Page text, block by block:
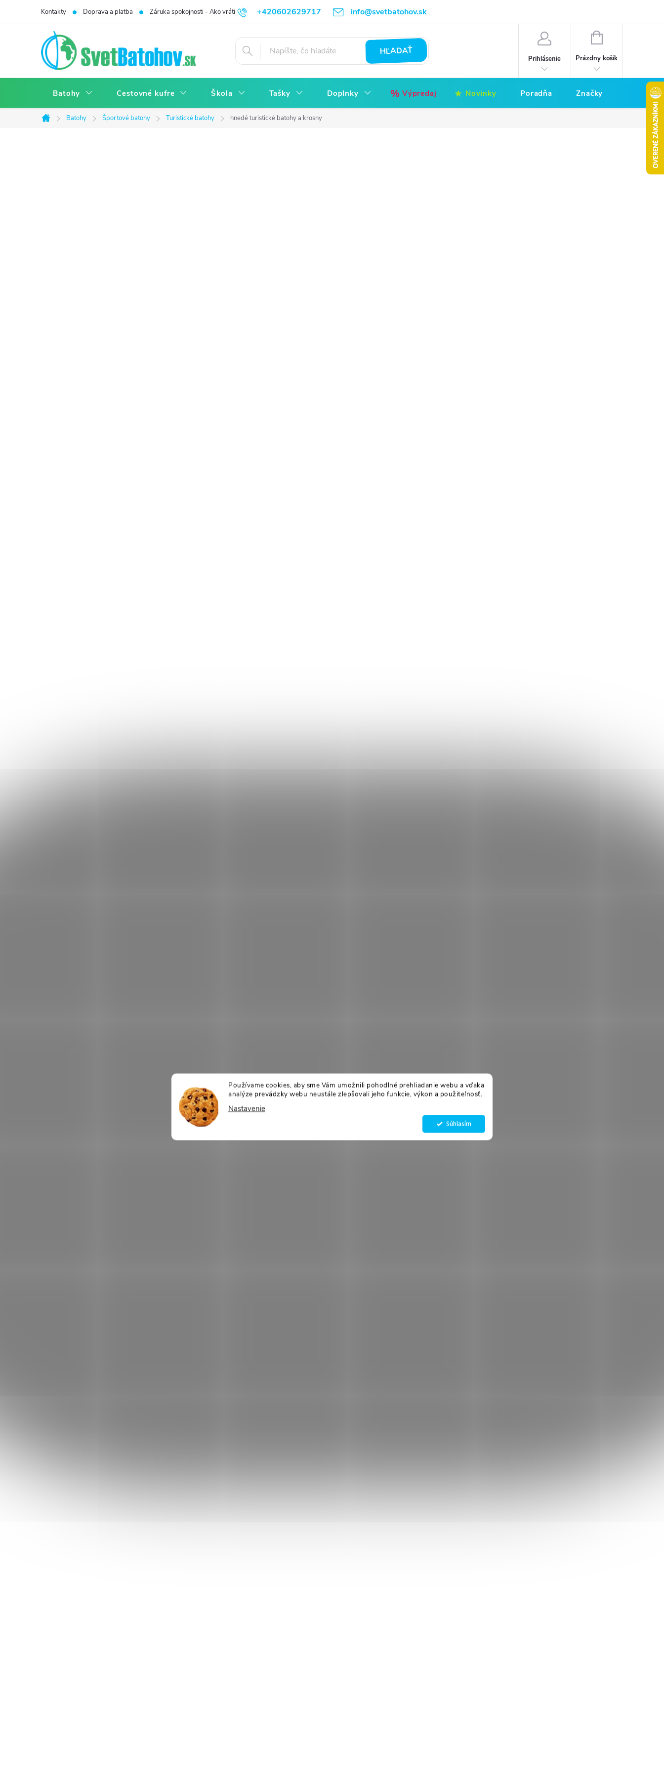
Používame cookies, aby sme Vám umožnili pohodlné prehliadanie webu a vďaka
analýze prevádzky webu neustále zlepšovali jeho funkcie, výkon a použiteľnosť.
Nastavenie
Súhlasím
+420602629717 info@svetbatohov.sk
Kontakty Doprava a platba Záruka spokojnosti - Ako vrátiť Všetko o Nákupu Napíšte nám Reklamácia bez starostí
HĽADAŤ
Prihlásenie
NÁKUPNÝ
Prázdny košík
Batohy Cestovné kufre Škola Tašky Doplnky Výpredaj Novinky Poradňa Značky
Domov
Batohy Športové batohy Turistické batohy hnedé turistické batohy a krosny